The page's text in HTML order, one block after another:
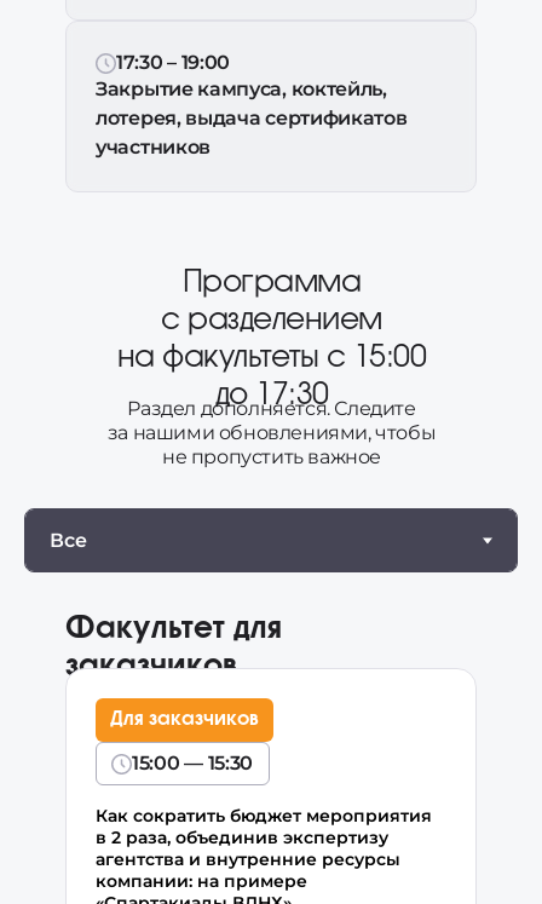
17:30 – 19:00
Закрытие кампуса, коктейль,
лотерея, выдача сертификатов
участников
Программа
с разделением
на факультеты с 15:00
до 17:30
Раздел дополняется. Следите
за нашими обновлениями, чтобы
не пропустить важное
Факультет для
заказчиков
Для заказчиков
15:00 — 15:30
Как сократить бюджет мероприятия
в 2 раза, объединив экспертизу
агентства и внутренние ресурсы
компании: на примере